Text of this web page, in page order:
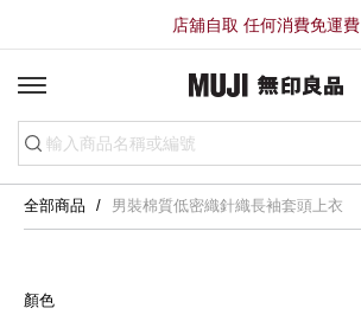
店舖自取 任何消費免運費
全部商品 男裝棉質低密織針織長袖套頭上衣
顏色